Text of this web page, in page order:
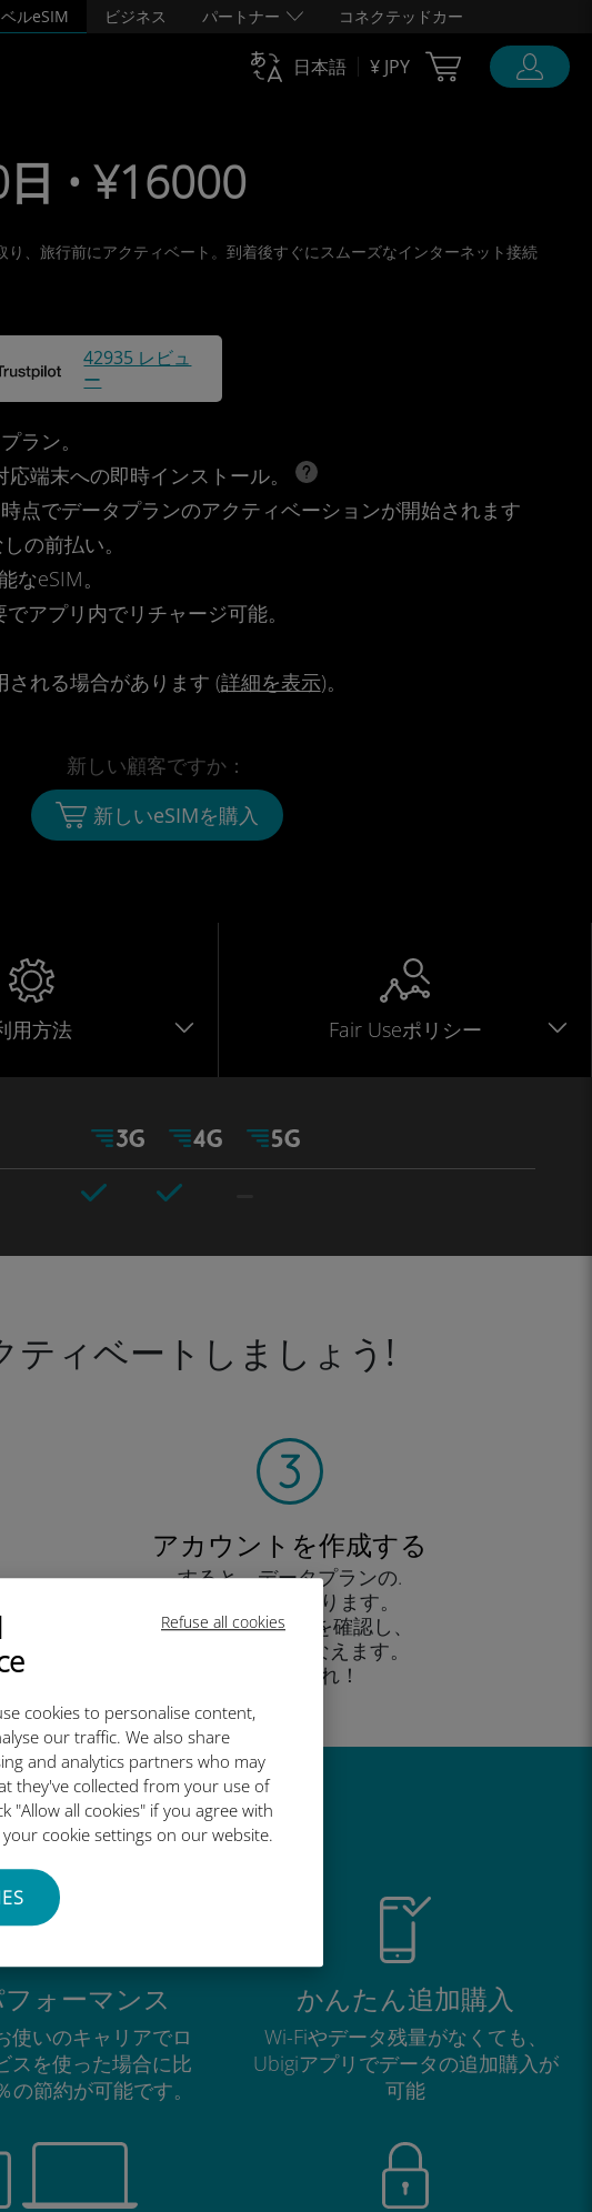
Refuse all cookies
cookies to personalise content,
our traffic. We also share
and analytics partners who may
they've collected from your use of
"Allow all cookies" if you agree with
cookie settings on our website.
ベルeSIM ビジネス パートナー コネクテッドカー
日本語 ¥ JPY Cart Ubigi
• ¥16000
、旅行前にアクティベート。到着後すぐにスムーズなインターネット接続
42935 レビュ
ー
ラン。
端末への即時インストール。
点でデータプランのアクティベーションが開始されます
の前払い。
なeSIM。
アプリ内でリチャージ可能。
される場合があります (詳細を表示)。
新しい顧客ですか：
新しいeSIMを購入
用方法 Fair Useポリシー
ティベートしましょう!
アカウントを作成する
すると、データプランの.
使用が可能となります。
外出先 から残高を確認し、
追加購入がおこなえます。
お楽しみあれ！
い理由
ォーマンス
使いのキャリアでロ
スを使った場合に比
節約が可能です。
かんたん追加購入
Wi-Fiやデータ残量がなくても、
Ubigiアプリでデータの追加購入が
可能